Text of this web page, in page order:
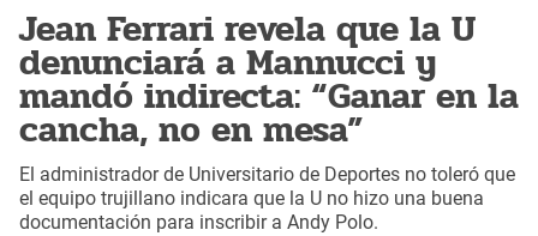
Jean Ferrari revela que la U
denunciará a Mannucci y
mandó indirecta: “Ganar en la
cancha, no en mesa”
El administrador de Universitario de Deportes no toleró que
el equipo trujillano indicara que la U no hizo una buena
documentación para inscribir a Andy Polo.